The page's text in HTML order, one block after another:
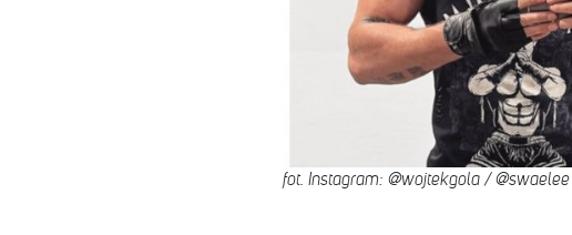
fot. Instagram: @wojtekgola / @swaelee